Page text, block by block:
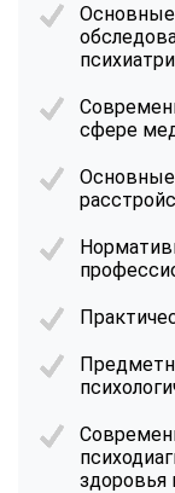
Основные
сфере
Основные
здоровья